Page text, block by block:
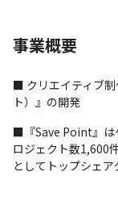
事業概要
■ クリエイティブ
ト）』の開発
■『Save Point』は
ロジェクト数1,600
としてトップシェア